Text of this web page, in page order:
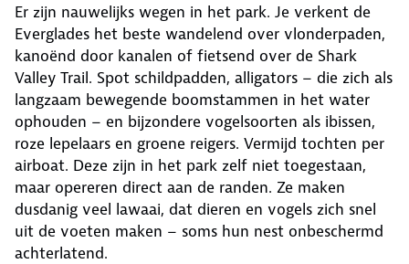
Er zijn nauwelijks wegen in het park. Je verkent de
Everglades het beste wandelend over vlonderpaden,
kanoënd door kanalen of fietsend over de Shark
Valley Trail. Spot schildpadden, alligators – die zich als
langzaam bewegende boomstammen in het water
ophouden – en bijzondere vogelsoorten als ibissen,
roze lepelaars en groene reigers. Vermijd tochten per
airboat. Deze zijn in het park zelf niet toegestaan,
maar opereren direct aan de randen. Ze maken
dusdanig veel lawaai, dat dieren en vogels zich snel
uit de voeten maken – soms hun nest onbeschermd
achterlatend.